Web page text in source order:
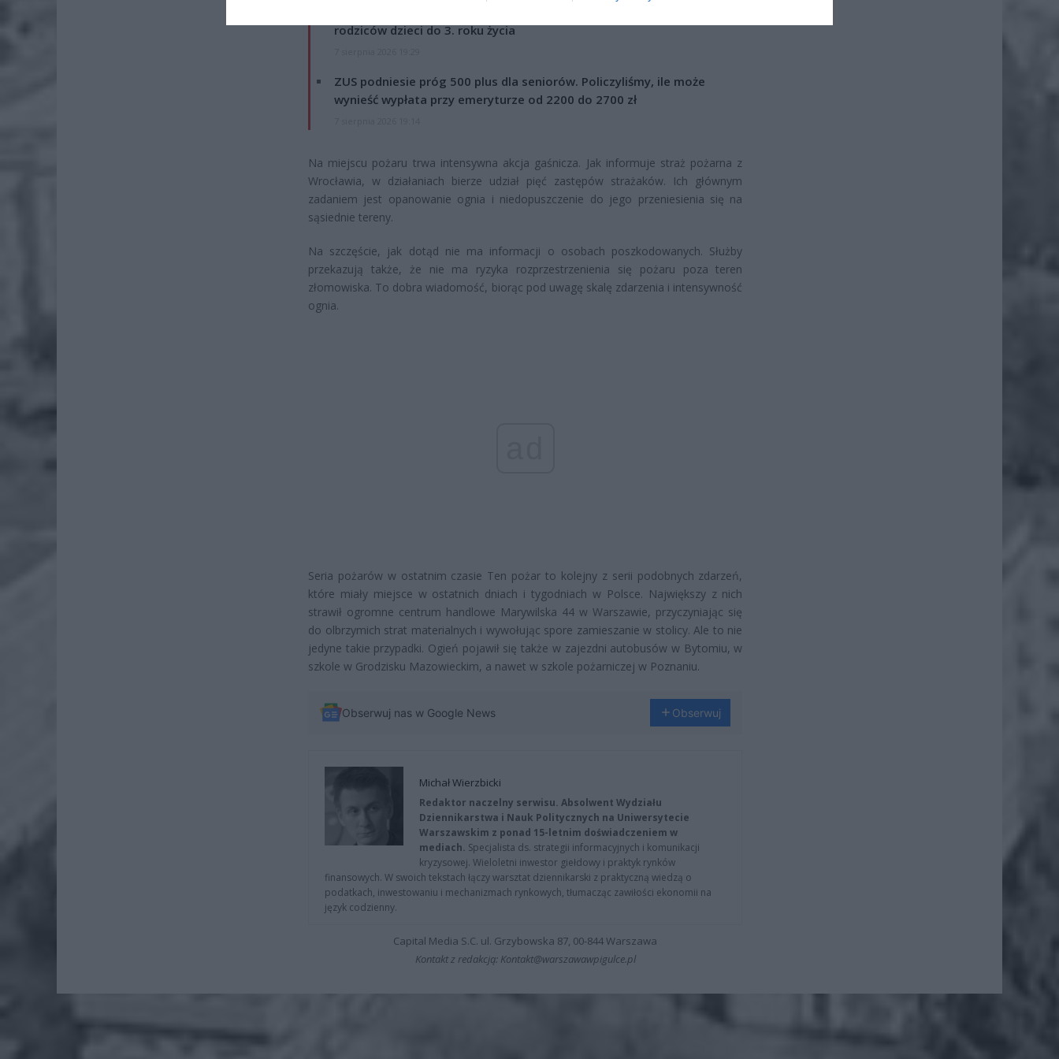
rodziców dzieci do 3. roku życia
ZUS podniesie próg 500 plus dla seniorów. Policzyliśmy, ile może
wynieść wypłata przy emeryturze od 2200 do 2700 zł
Na miejscu pożaru trwa intensywna akcja gaśnicza. Jak informuje straż pożarna z
Wrocławia, w działaniach bierze udział pięć zastępów strażaków. Ich głównym
zadaniem jest opanowanie ognia i niedopuszczenie do jego przeniesienia się na
sąsiednie tereny.
Na szczęście, jak dotąd nie ma informacji o osobach poszkodowanych. Służby
przekazują także, że nie ma ryzyka rozprzestrzenienia się pożaru poza teren
złomowiska. To dobra wiadomość, biorąc pod uwagę skalę zdarzenia i intensywność
ognia.
Seria pożarów w ostatnim czasie Ten pożar to kolejny z serii podobnych zdarzeń,
które miały miejsce w ostatnich dniach i tygodniach w Polsce. Największy z nich
strawił ogromne centrum handlowe Marywilska 44 w Warszawie, przyczyniając się
do olbrzymich strat materialnych i wywołując spore zamieszanie w stolicy. Ale to nie
jedyne takie przypadki. Ogień pojawił się także w zajezdni autobusów w Bytomiu, w
szkole w Grodzisku Mazowieckim, a nawet w szkole pożarniczej w Poznaniu.
Obserwuj nas w Google News Obserwuj
Michał Wierzbicki
Redaktor naczelny serwisu. Absolwent Wydziału
Dziennikarstwa i Nauk Politycznych na Uniwersytecie
Warszawskim z ponad 15-letnim doświadczeniem w
mediach. Specjalista ds. strategii informacyjnych i komunikacji
kryzysowej. Wieloletni inwestor giełdowy i praktyk rynków
finansowych. W swoich tekstach łączy warsztat dziennikarski z praktyczną wiedzą o
podatkach, inwestowaniu i mechanizmach rynkowych, tłumacząc zawiłości ekonomii na
język codzienny.
Capital Media S.C. ul. Grzybowska 87, 00-844 Warszawa
Kontakt z redakcją: Kontakt@warszawawpigulce.pl